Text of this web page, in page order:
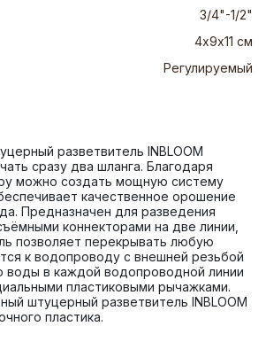
3/4"-1/2"
4х9х11 см
Регулируемый
разветвитель INBLOOM
сразу два шланга. Благодаря
можно создать мощную систему
качественное орошение
Предназначен для разведения
коннекторами на две линии,
позволяет перекрывать любую
к водопроводу с внешней резьбой
воды в каждой водопроводной линии
пластиковыми рычажками.
штуцерный разветвитель INBLOOM
пластика.